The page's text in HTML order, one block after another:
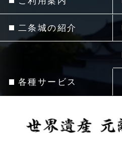
二条城の紹介
各種サービス